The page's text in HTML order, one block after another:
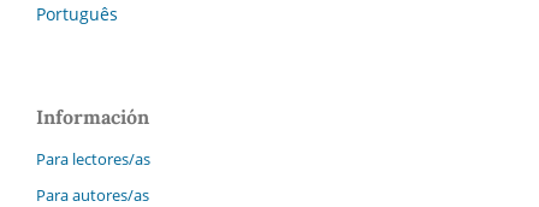
Português
Información
Para lectores/as
Para autores/as